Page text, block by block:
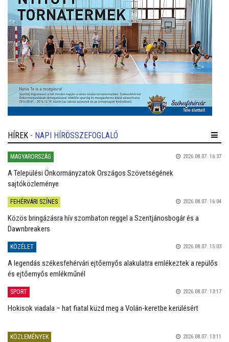
HÍREK - NAPI HÍRÖSSZEFOGLALÓ
MAGYARORSZÁG 2026.08.07. 16:37
A Települési Önkormányzatok Országos Szövetségének
sajtóközleménye
FEHÉRVÁRI SZÍNES 2026.08.07. 16:04
Közös bringázásra hív szombaton reggel a Szentjánosbogár és a
Dawnbreakers
KÖZÉLET 2026.08.07. 15:03
A legendás székesfehérvári ejtőernyős alakulatra emlékeztek a repülős
és ejtőernyős emlékműnél
SPORT 2026.08.07. 13:17
Hokisok viadala – hat fiatal küzd meg a Volán-keretbe kerülésért
KÖZLEMÉNYEK 2026.08.07. 13:11